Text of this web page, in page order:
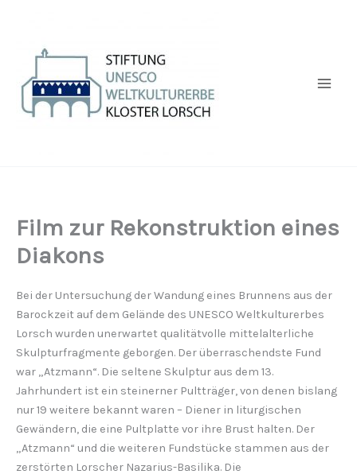
springen
Film zur Rekonstruktion eines
Diakons
Bei der Untersuchung der Wandung eines Brunnens aus der
Barockzeit auf dem Gelände des UNESCO Weltkulturerbes
Lorsch wurden unerwartet qualitätvolle mittelalterliche
Skulpturfragmente geborgen. Der überraschendste Fund
war „Atzmann“. Die seltene Skulptur aus dem 13.
Jahrhundert ist ein steinerner Pultträger, von denen bislang
nur 19 weitere bekannt waren – Diener in liturgischen
Gewändern, die eine Pultplatte vor ihre Brust halten. Der
„Atzmann“ und die weiteren Fundstücke stammen aus der
zerstörten Lorscher Nazarius-Basilika. Die